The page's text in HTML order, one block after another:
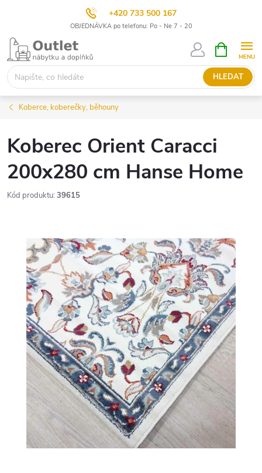
+420 733 500 167
OBJEDNÁVKA po telefonu: Po - Ne 7 - 20
Přejít
obsah
HLEDAT
NÁKUPNÍ
KOŠÍK
Koberce, koberečky, běhouny
Koberec Orient Caracci
200x280 cm Hanse Home
Kód produktu: 39615